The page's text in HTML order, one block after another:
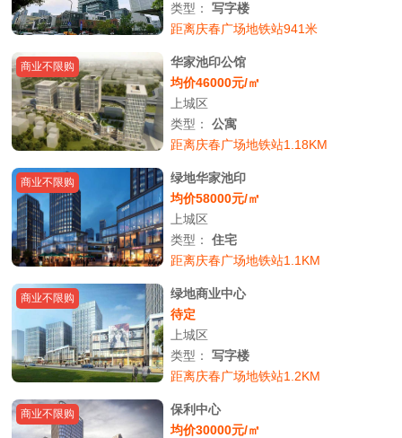
类型：写字楼
距离庆春广场地铁站941米
商业不限购
华家池印公馆
均价46000元/㎡
上城区
类型：公寓
距离庆春广场地铁站1.18KM
商业不限购
绿地华家池印
均价58000元/㎡
上城区
类型：住宅
距离庆春广场地铁站1.1KM
商业不限购
绿地商业中心
待定
上城区
类型：写字楼
距离庆春广场地铁站1.2KM
商业不限购
保利中心
均价30000元/㎡